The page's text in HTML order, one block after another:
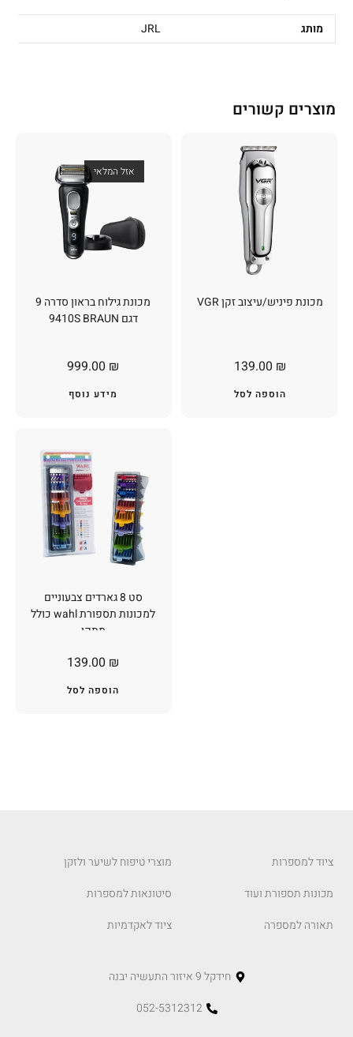
מותג JRL
מוצרים קשורים
אזל המלאי
מכונת גילוח בראון סדרה 9
דגם 9410S BRAUN
999.00 ₪
מידע נוסף
מכונת פיניש/עיצוב זקן VGR
139.00 ₪
הוספה לסל
סט 8 גארדים צבעוניים
למכונות תספורת wahl כולל
מתקן
139.00 ₪
הוספה לסל
ציוד למספרות
מכונות תספורת ועוד
תאורה למספרה
מוצרי טיפוח לשיער ולזקן
סיטונאות למספרות
ציוד לאקדמיות
חידקל 9 איזור התעשיה יבנה
052-5312312